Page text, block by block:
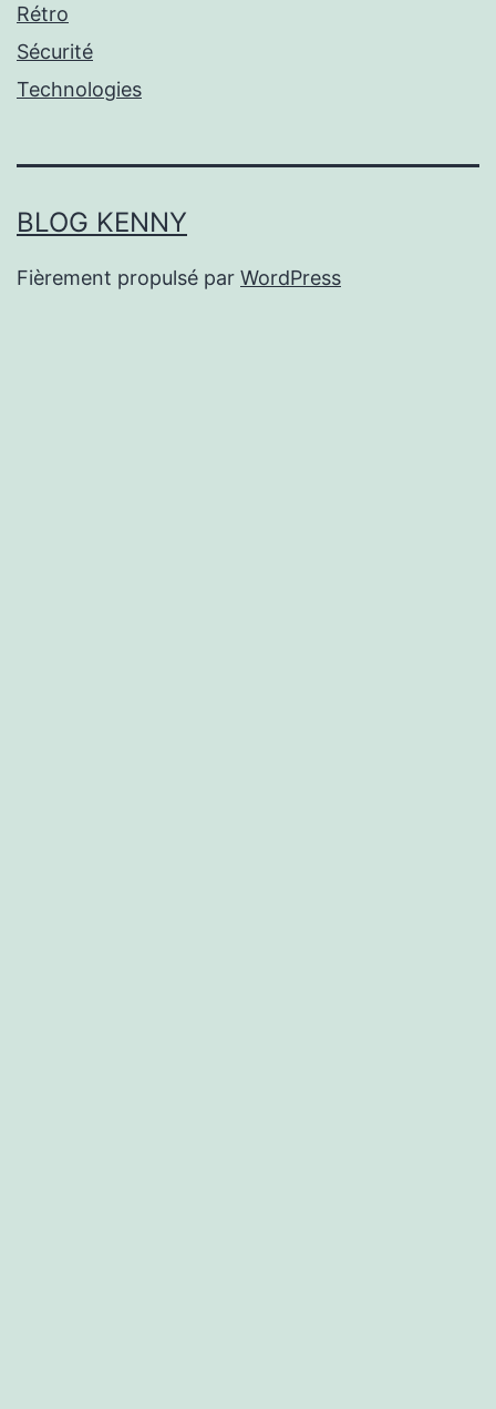
Rétro
Sécurité
Technologies
BLOG KENNY
Fièrement propulsé par WordPress